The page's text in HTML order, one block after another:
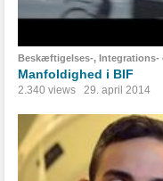
Beskæftigelses-, Integrations-
Manfoldighed i BIF
2.340 views 29. april 2014